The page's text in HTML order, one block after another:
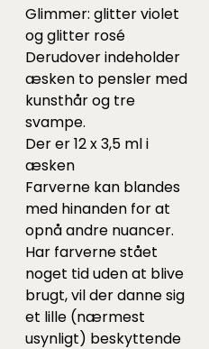
Glimmer: glitter violet
og glitter rosé
Derudover indeholder
æsken to pensler med
kunsthår og tre
svampe.
Der er 12 x 3,5 ml i
æsken
Farverne kan blandes
med hinanden for at
opnå andre nuancer.
Har farverne stået
noget tid uden at blive
brugt, vil der danne sig
et lille (nærmest
usynligt) beskyttende